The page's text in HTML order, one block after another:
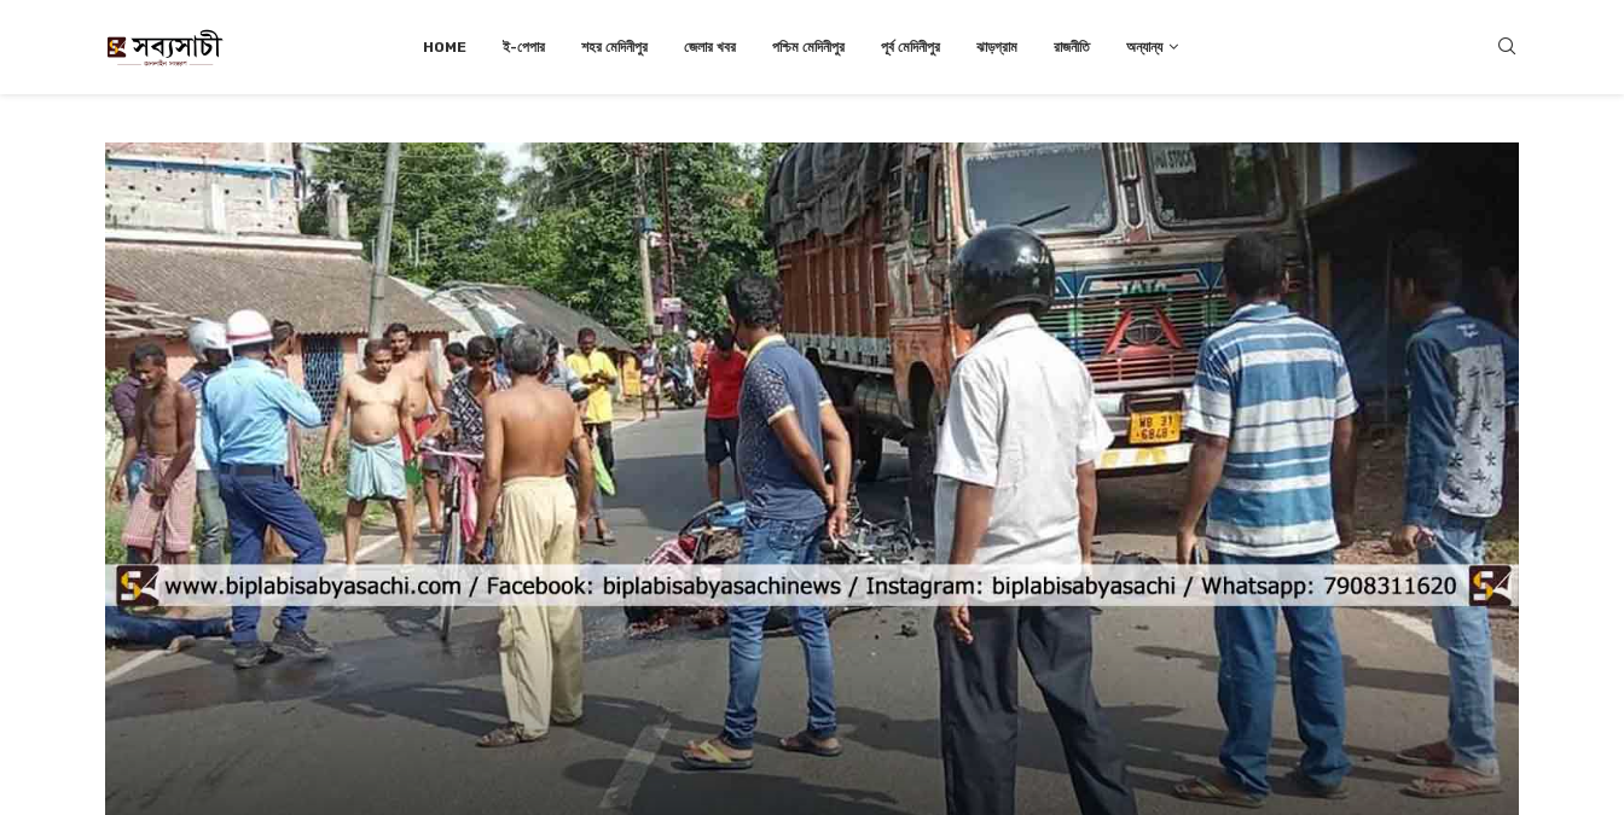
HOME ই-পেপার শহর মেদিনীপুর জেলার খবর পশ্চিম মেদিনীপুর পূর্ব মেদিনীপুর ঝাড়গ্রাম রাজনীতি অন্যান্য